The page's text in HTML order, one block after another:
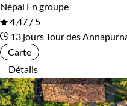
Kazakhstan
Kirghizistan
Laos
Lettonie
Itinérance
Itinérant
Népal En groupe
4,47 / 5
13 joursTour des
Carte
Détails